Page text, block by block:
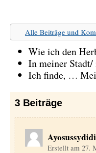
Alle Beiträge und
Wie ich den
In meiner
Ich finde, …
3 Beiträge
Ayosussydidi
Erstellt am 27.